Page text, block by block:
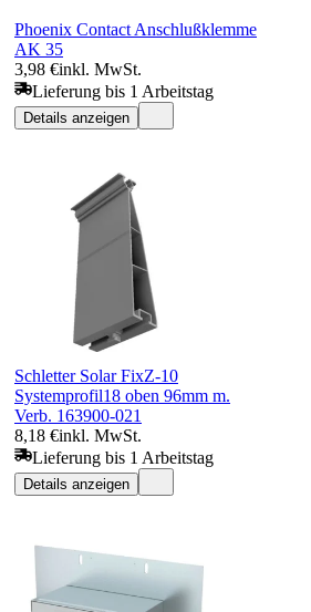
Phoenix Contact Anschlußklemme
AK 35
3,98 €inkl. MwSt.
Lieferung bis 1 Arbeitstag
Details anzeigen
Schletter Solar FixZ-10
Systemprofil18 oben 96mm m.
Verb. 163900-021
8,18 €inkl. MwSt.
Lieferung bis 1 Arbeitstag
Details anzeigen